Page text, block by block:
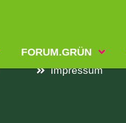
FORUM.GRÜN
Datenschutz
Impressum